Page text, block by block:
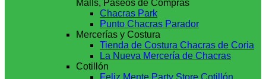
Malls, Paseos de Compras
Chacras Park
Punto Chacras Parador
Mercerías y Costura
Tienda de Costura Chacras de Coria
La Nueva Mercería de Chacras
Cotillón
Feliz Mente Party Store Cotillón